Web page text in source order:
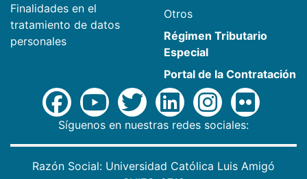
Finalidades en el
tratamiento de datos
personales
Otros
Régimen Tributario
Especial
Portal de la Contratación
Síguenos en nuestras redes sociales:
Razón Social: Universidad Católica Luis Amigó